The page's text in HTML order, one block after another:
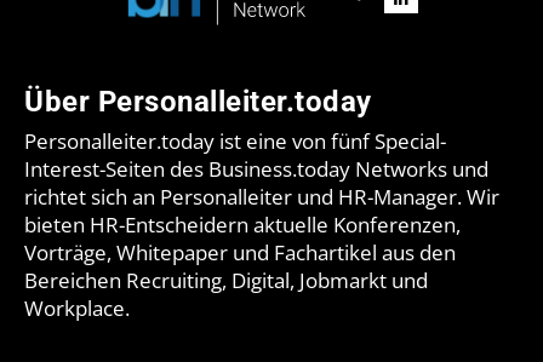
Über Personalleiter.today
Personalleiter.today ist eine von fünf Special-
Interest-Seiten des Business.today Networks und
richtet sich an Personalleiter und HR-Manager. Wir
bieten HR-Entscheidern aktuelle Konferenzen,
Vorträge, Whitepaper und Fachartikel aus den
Bereichen Recruiting, Digital, Jobmarkt und
Workplace.